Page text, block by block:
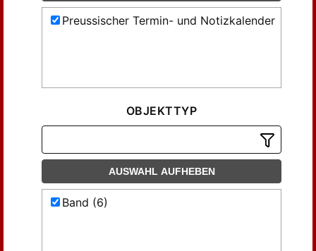
Preussischer Termin- und Notizkalender
OBJEKTTYP
AUSWAHL AUFHEBEN
Band (6)